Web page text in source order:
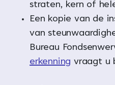
straten, kern of
Een kopie van de
van
Bureau
erkenning vraagt u